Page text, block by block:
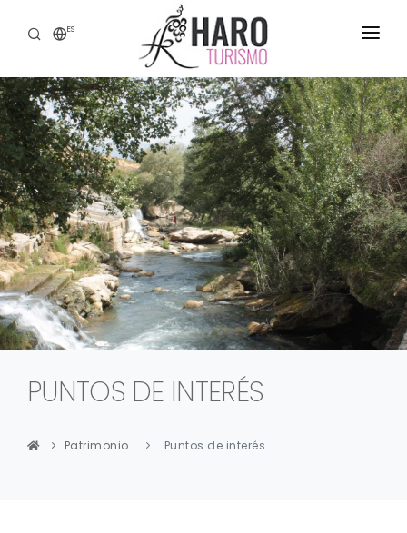
ES
DESCUBRE HARO
SERVICIOS
PATRIMONIO
ENOTURISMO
GASTRONOMÍA
EXPERIENCIAS
CONTACTO
PUNTOS DE INTERÉS
Patrimonio Puntos de interés